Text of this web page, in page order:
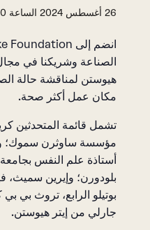
26 أغسطس 2024 الساعة 3:00 م
الصناعة وشريكنا في
هيوستن لمناقشة حالة
مكان عمل أكثر صحة.
تشمل قائمة المتحدثين
مؤسسة ساوثرن سموك؛
أستاذة علم النفس
بلودورن؛ وإيرين سميث،
بوتيلو الرابع، تروث بي بي
جارلي من إيتر هيوستن.